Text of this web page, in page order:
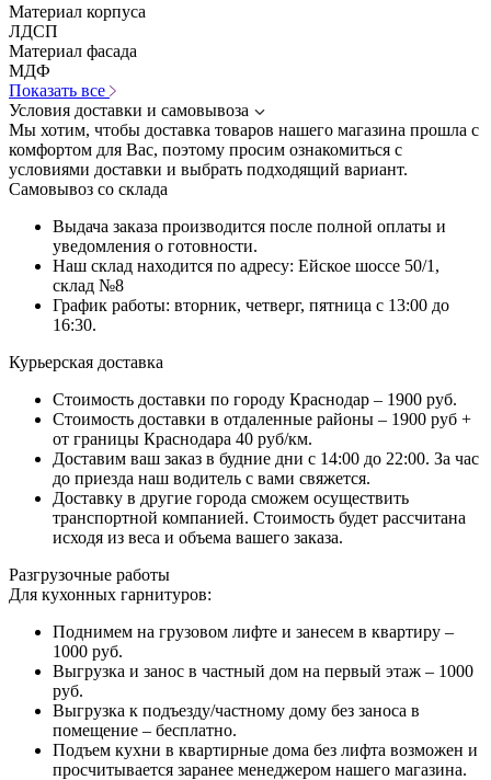
Материал корпуса
ЛДСП
Материал фасада
МДФ
Показать все
Условия доставки и самовывоза
Мы хотим, чтобы доставка товаров нашего магазина прошла с
комфортом для Вас, поэтому просим ознакомиться с
условиями доставки и выбрать подходящий вариант.
Самовывоз со склада
Выдача заказа производится после полной оплаты и
уведомления о готовности.
Наш склад находится по адресу: Ейское шоссе 50/1,
склад №8
График работы: вторник, четверг, пятница с 13:00 до
16:30.
Курьерская доставка
Стоимость доставки по городу Краснодар – 1900 руб.
Стоимость доставки в отдаленные районы – 1900 руб +
от границы Краснодара 40 руб/км.
Доставим ваш заказ в будние дни с 14:00 до 22:00. За час
до приезда наш водитель с вами свяжется.
Доставку в другие города сможем осуществить
транспортной компанией. Стоимость будет рассчитана
исходя из веса и объема вашего заказа.
Разгрузочные работы
Для кухонных гарнитуров:
Поднимем на грузовом лифте и занесем в квартиру –
1000 руб.
Выгрузка и занос в частный дом на первый этаж – 1000
руб.
Выгрузка к подъезду/частному дому без заноса в
помещение – бесплатно.
Подъем кухни в квартирные дома без лифта возможен и
просчитывается заранее менеджером нашего магазина.